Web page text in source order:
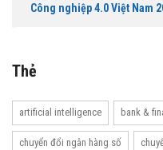
Công nghiệp 4.0 Việt Nam
Thẻ
artificial intelligence bank &
chuyển đổi ngân hàng số